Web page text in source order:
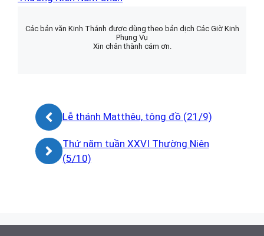
Các bản văn Kinh Thánh được dùng theo bản dịch Các Giờ Kinh
Phụng Vụ
Xin chân thành cám ơn.
Lễ thánh Matthêu, tông đồ (21/9)
Thứ năm tuần XXVI Thường Niên
(5/10)